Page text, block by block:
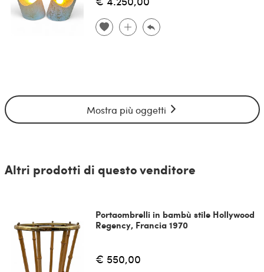
Mostra più oggetti
Altri prodotti di questo venditore
Portaombrelli in bambù stile Hollywood
Regency, Francia 1970
€ 550,00